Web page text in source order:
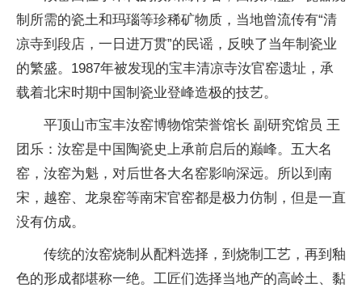
制所需的瓷土和玛瑙等珍稀矿物质，当地曾流传有“清
凉寺到段店，一日进万贯”的民谣，反映了当年制瓷业
的繁盛。1987年被发现的宝丰清凉寺汝官窑遗址，承
载着北宋时期中国制瓷业登峰造极的技艺。
平顶山市宝丰汝窑博物馆荣誉馆长 副研究馆员 王
团乐：汝窑是中国陶瓷史上承前启后的巅峰。五大名
窑，汝窑为魁，对后世各大名窑影响深远。所以到南
宋，越窑、龙泉窑等南宋官窑都是极力仿制，但是一直
没有仿成。
传统的汝窑烧制从配料选择，到烧制工艺，再到釉
色的形成都堪称一绝。工匠们选择当地产的高岭土、黏